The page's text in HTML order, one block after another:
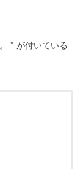
* が付いている